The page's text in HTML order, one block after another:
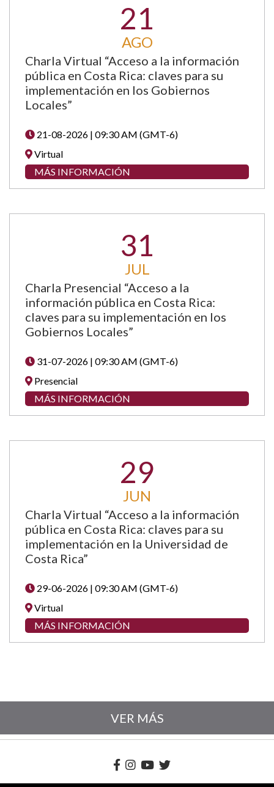
21
AGO
Charla Virtual “Acceso a la información
pública en Costa Rica: claves para su
implementación en los Gobiernos
Locales”
21-08-2026 | 09:30 AM (GMT-6)
Virtual
MÁS INFORMACIÓN
31
JUL
Charla Presencial “Acceso a la
información pública en Costa Rica:
claves para su implementación en los
Gobiernos Locales”
31-07-2026 | 09:30 AM (GMT-6)
Presencial
MÁS INFORMACIÓN
29
JUN
Charla Virtual “Acceso a la información
pública en Costa Rica: claves para su
implementación en la Universidad de
Costa Rica”
29-06-2026 | 09:30 AM (GMT-6)
Virtual
MÁS INFORMACIÓN
VER MÁS